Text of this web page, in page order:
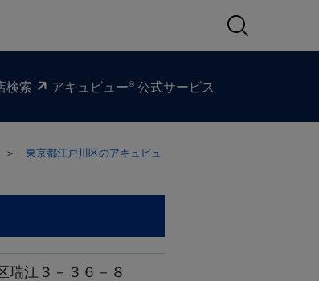
検索 アキュビュー® 公式サービス
＞ 東京都江戸川区のアキュビュ
瑞江３－３６－８